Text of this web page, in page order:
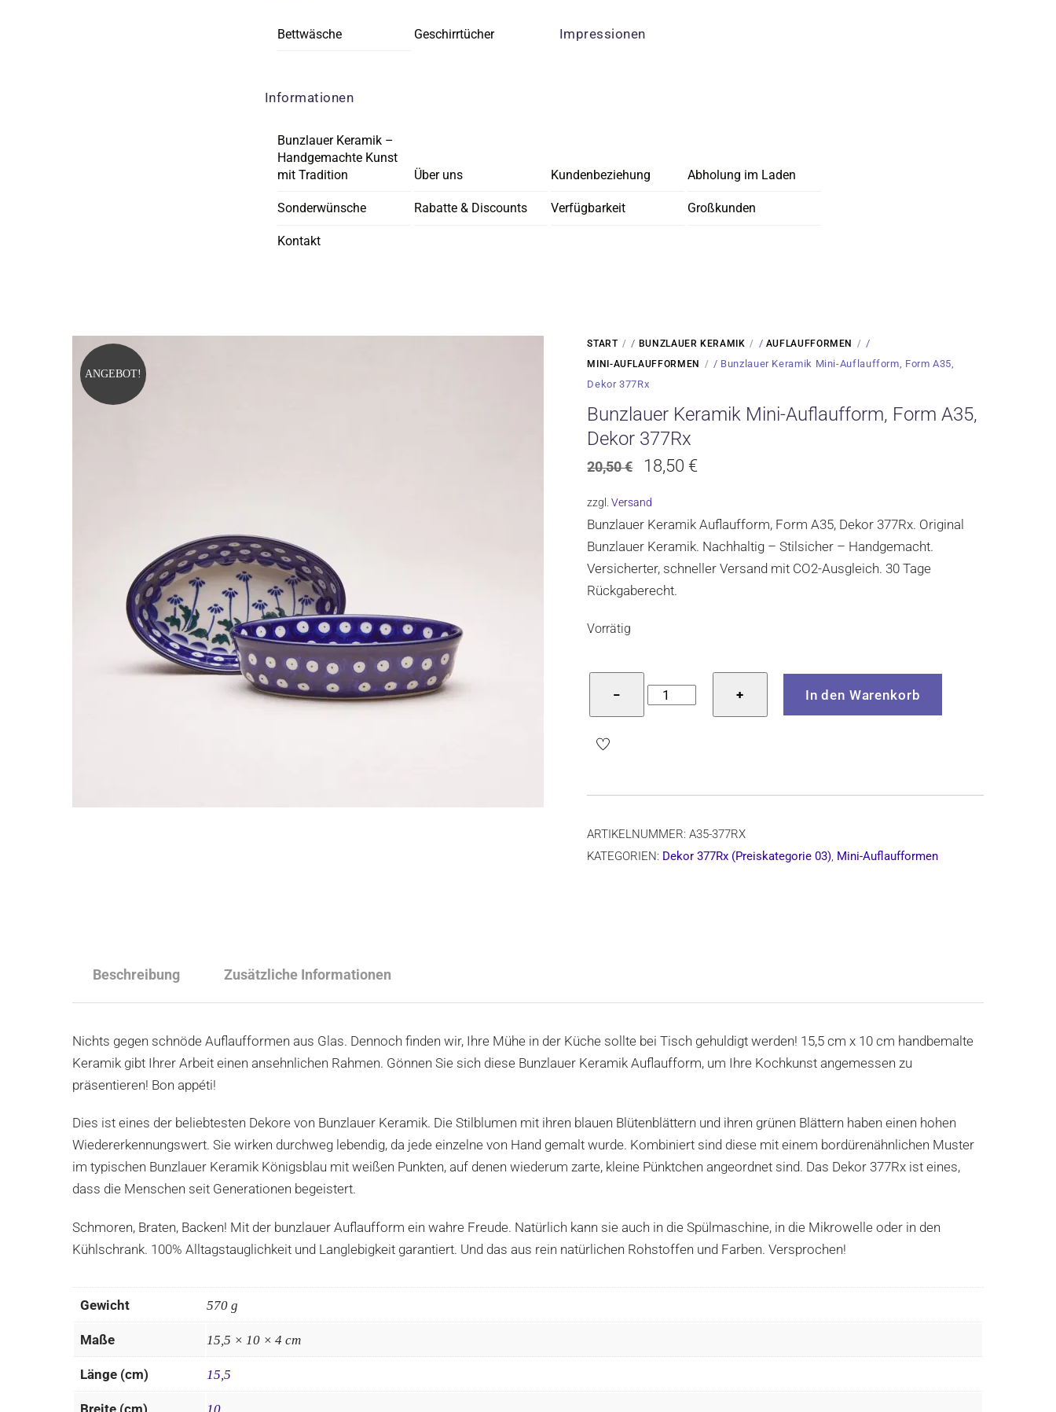
Bettwäsche Geschirrtücher Impressionen
Informationen
Bunzlauer Keramik –
Handgemachte Kunst
mit Tradition
Über uns Kundenbeziehung Abholung im Laden
Sonderwünsche Rabatte & Discounts Verfügbarkeit Großkunden
Kontakt
ANGEBOT!
START / BUNZLAUER KERAMIK / AUFLAUFFORMEN /
MINI-AUFLAUFFORMEN
/ Bunzlauer Keramik Mini-Auflaufform, Form A35,
Dekor 377Rx
Bunzlauer Keramik Mini-Auflaufform, Form A35,
Dekor 377Rx
20,50€
Ursprünglicher
war:
20,50 €
18,50 €Aktueller
18,50 €.
zzgl.Versand
Bunzlauer Keramik Auflaufform, Form A35, Dekor 377Rx. Original
Bunzlauer Keramik. Nachhaltig – Stilsicher – Handgemacht.
Versicherter, schneller Versand mit CO2-Ausgleich. 30 Tage
Rückgaberecht.
Vorrätig
−
Bunzlauer
Keramik
A35,
377Rx
Menge
+ In den Warenkorb
ARTIKELNUMMER:A35-377RX
KATEGORIEN: Dekor 377Rx (Preiskategorie 03), Mini-Auflaufformen
Beschreibung Zusätzliche Informationen
Nichts gegen schnöde Auflaufformen aus Glas. Dennoch finden wir, Ihre Mühe in der Küche sollte bei Tisch gehuldigt werden! 15,5 cm x 10 cm handbemalte
Keramik gibt Ihrer Arbeit einen ansehnlichen Rahmen. Gönnen Sie sich diese Bunzlauer Keramik Auflaufform, um Ihre Kochkunst angemessen zu
präsentieren! Bon appéti!
Dies ist eines der beliebtesten Dekore von Bunzlauer Keramik. Die Stilblumen mit ihren blauen Blütenblättern und ihren grünen Blättern haben einen hohen
Wiedererkennungswert. Sie wirken durchweg lebendig, da jede einzelne von Hand gemalt wurde. Kombiniert sind diese mit einem bordürenähnlichen Muster
im typischen Bunzlauer Keramik Königsblau mit weißen Punkten, auf denen wiederum zarte, kleine Pünktchen angeordnet sind. Das Dekor 377Rx ist eines,
dass die Menschen seit Generationen begeistert.
Schmoren, Braten, Backen! Mit der bunzlauer Auflaufform ein wahre Freude. Natürlich kann sie auch in die Spülmaschine, in die Mikrowelle oder in den
Kühlschrank. 100% Alltagstauglichkeit und Langlebigkeit garantiert. Und das aus rein natürlichen Rohstoffen und Farben. Versprochen!
Gewicht 570 g
Maße 15,5 × 10 × 4 cm
Länge (cm) 15,5
Breite (cm)